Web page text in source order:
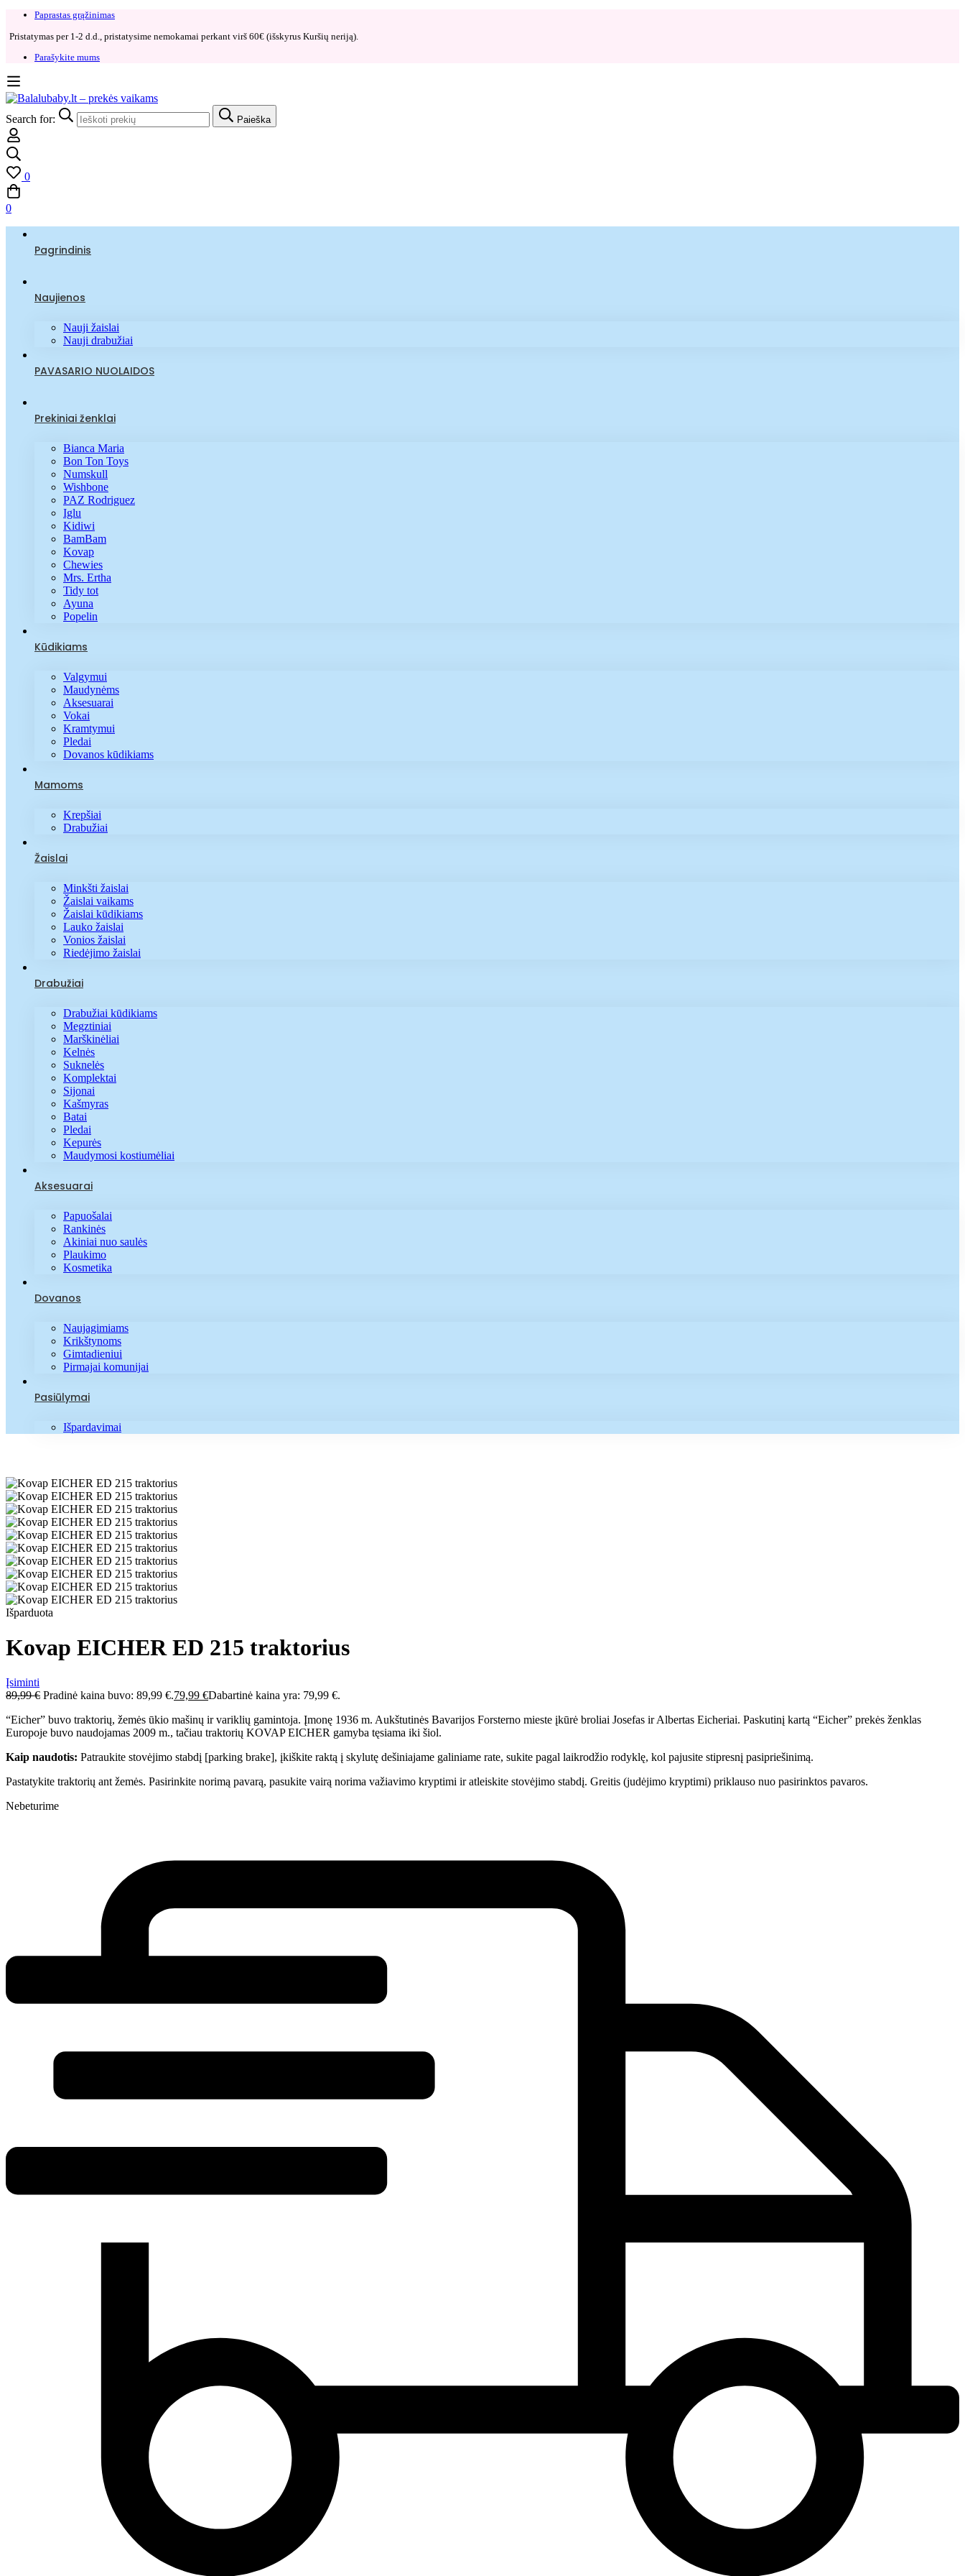
Paprastas grąžinimas​
Pristatymas per 1-2 d.d., pristatysime nemokamai perkant virš 60€ (išskyrus Kuršių neriją).
Parašykite mums
Search for: Paieška
0
0
Pagrindinis
Naujienos
Nauji žaislai
Nauji drabužiai
PAVASARIO NUOLAIDOS
Prekiniai ženklai
Bianca Maria
Bon Ton Toys
Numskull
Wishbone
PAZ Rodriguez
Iglu
Kidiwi
BamBam
Kovap
Chewies
Mrs. Ertha
Tidy tot
Ayuna
Popelin
Kūdikiams
Valgymui
Maudynėms
Aksesuarai
Vokai
Kramtymui
Pledai
Dovanos kūdikiams
Mamoms
Krepšiai
Drabužiai
Žaislai
Minkšti žaislai
Žaislai vaikams
Žaislai kūdikiams
Lauko žaislai
Vonios žaislai
Riedėjimo žaislai
Drabužiai
Drabužiai kūdikiams
Megztiniai
Marškinėliai
Kelnės
Suknelės
Komplektai
Sijonai
Kašmyras
Batai
Pledai
Kepurės
Maudymosi kostiumėliai
Aksesuarai
Papuošalai
Rankinės
Akiniai nuo saulės
Plaukimo
Kosmetika
Dovanos
Naujagimiams
Krikštynoms
Gimtadieniui
Pirmajai komunijai
Pasiūlymai
Išpardavimai
Išparduota
Kovap EICHER ED 215 traktorius
Įsiminti
89,99€ Pradinė kaina buvo: 89,99 €.79,99 €Dabartinė kaina yra: 79,99 €.
“Eicher” buvo traktorių, žemės ūkio mašinų ir variklių gamintoja. Įmonę 1936 m. Aukštutinės Bavarijos Forsterno mieste įkūrė broliai Josefas ir Albertas Eicheriai. Paskutinį kartą “Eicher” prekės ženklas
Europoje buvo naudojamas 2009 m., tačiau traktorių KOVAP EICHER gamyba tęsiama iki šiol.
Kaip naudotis: Patraukite stovėjimo stabdį [parking brake], įkiškite raktą į skylutę dešiniajame galiniame rate, sukite pagal laikrodžio rodyklę, kol pajusite stipresnį pasipriešinimą.
Pastatykite traktorių ant žemės. Pasirinkite norimą pavarą, pasukite vairą norima važiavimo kryptimi ir atleiskite stovėjimo stabdį. Greitis (judėjimo kryptimi) priklauso nuo pasirinktos pavaros.
Nebeturime